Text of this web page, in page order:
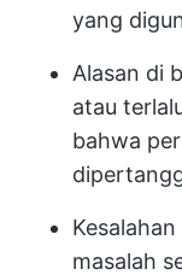
yang
Alasan di
atau
bahwa
masalah